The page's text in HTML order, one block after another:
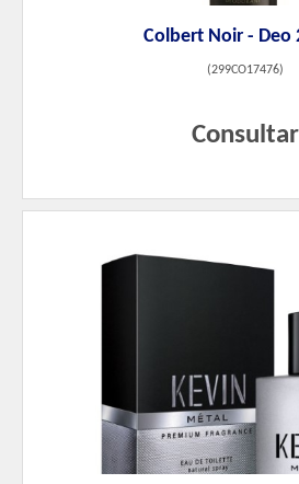
Colbert Noir - Deo
(299CO17476)
Consultar